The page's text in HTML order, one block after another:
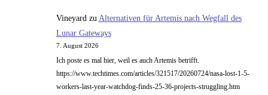
Vineyard zu Alternativen für Artemis nach Wegfall des
Lunar Gateways
7. August 2026
Ich poste es mal hier, weil es auch Artemis betrifft.
https://www.techtimes.com/articles/321517/20260724/nasa-lost-1-5-
workers-last-year-watchdog-finds-25-36-projects-struggling.htm